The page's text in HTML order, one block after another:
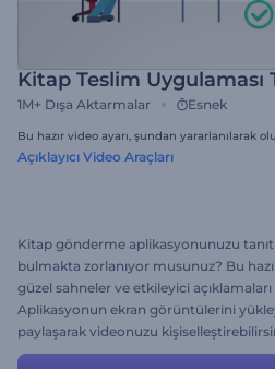
Kitap Teslim Uygulaması
1M+ Dışa Aktarmalar Esnek
Bu hazır video ayarı, şundan yararlanılarak
Açıklayıcı Video Araçları
Kitap gönderme aplikasyonunuzu
bulmakta zorlanıyor musunuz? Bu
güzel sahneler ve etkileyici
Aplikasyonun ekran görüntülerini
paylaşarak videonuzu
için istediğiniz değişiklikleri yapma